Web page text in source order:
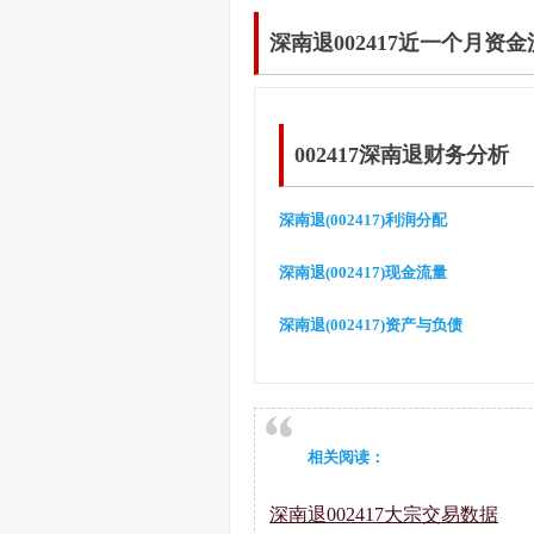
深南退002417近一个月资金
002417深南退财务分析
深南退(002417)利润分配
深南退(002417)现金流量
深南退(002417)资产与负债
相关阅读：
深南退002417大宗交易数据